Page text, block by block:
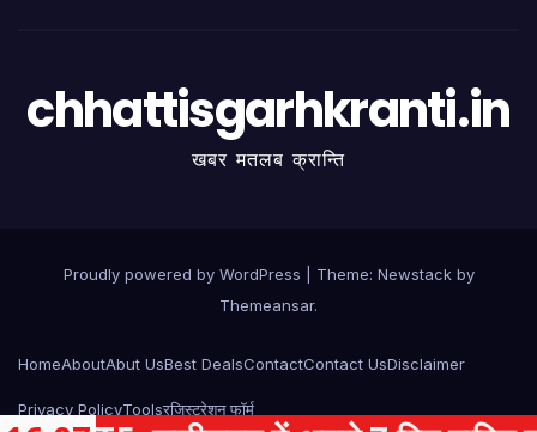
chhattisgarhkranti.in
खबर मतलब क्रान्ति
Proudly powered by WordPress Theme: Newstackby
Themeansar.
HomeAboutAbut UsBest DealsContactContact UsDisclaimer
Privacy PolicyToolsरजिस्ट्रेशन फॉर्म